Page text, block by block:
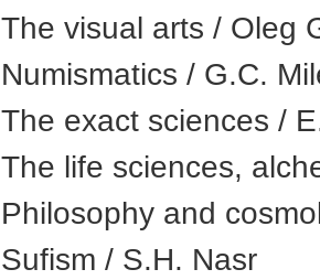
The visual arts / Oleg
Numismatics / G.C.
The exact sciences /
The life sciences,
Philosophy and
Sufism / S.H. Nasr